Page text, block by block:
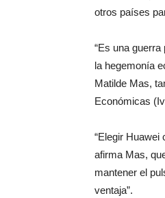
otros países
“Es una
la hegemonía
Matilde Mas,
Económicas
“Elegir Huawei
afirma Mas,
mantener el
ventaja”.